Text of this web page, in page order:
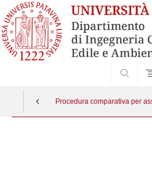
Procedura comparativa per